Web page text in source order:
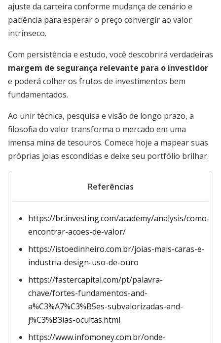
ajuste da carteira conforme mudança de cenário e
paciência para esperar o preço convergir ao valor
intrínseco.
Com persistência e estudo, você descobrirá verdadeiras
margem de segurança relevante para o investidor
e poderá colher os frutos de investimentos bem
fundamentados.
Ao unir técnica, pesquisa e visão de longo prazo, a
filosofia do valor transforma o mercado em uma
imensa mina de tesouros. Comece hoje a mapear suas
próprias joias escondidas e deixe seu portfólio brilhar.
Referências
https://br.investing.com/academy/analysis/como-
encontrar-acoes-de-valor/
https://istoedinheiro.com.br/joias-mais-caras-e-
industria-design-uso-de-ouro
https://fastercapital.com/pt/palavra-
chave/fortes-fundamentos-and-
a%C3%A7%C3%B5es-subvalorizadas-and-
j%C3%B3ias-ocultas.html
https://www.infomoney.com.br/onde-